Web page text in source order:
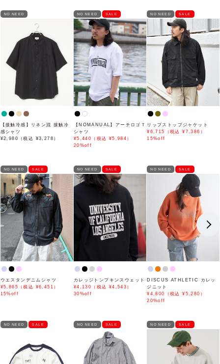
NO NEED
【接触冷感】リネン混 接触冷
感シャツ
¥2,980（税込 ¥3,278）
NO NEED SALE
【NOMANUAL】アーチロゴＴ
シャツ
¥5,440（税込 ¥5,984）
20%off
NO NEED SALE
リップストップジャケット
¥6,715（税込 ¥7,386）
15%off
NO NEED SALE
ウエスタンデニムシャツ
¥5,865（税込 ¥6,451）
15%off
NO NEED SALE
カレッジトンプキンスウェット
¥4,130（税込 ¥4,543）
30%off
NO NEED SALE
DISCUS ATHLETIC カレッ
ジニット
¥4,800（税込 ¥5,280）
20%off
NO NEED SALE NO NEED SALE NO NEED SALE